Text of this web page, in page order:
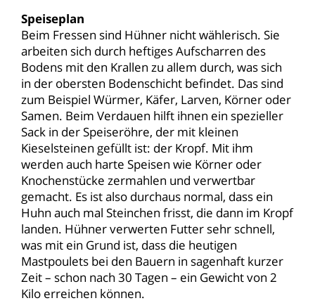
Speiseplan
Beim Fressen sind Hühner nicht wählerisch. Sie
arbeiten sich durch heftiges Aufscharren des
Bodens mit den Krallen zu allem durch, was sich
in der obersten Bodenschicht befindet. Das sind
zum Beispiel Würmer, Käfer, Larven, Körner oder
Samen. Beim Verdauen hilft ihnen ein spezieller
Sack in der Speiseröhre, der mit kleinen
Kieselsteinen gefüllt ist: der Kropf. Mit ihm
werden auch harte Speisen wie Körner oder
Knochenstücke zermahlen und verwertbar
gemacht. Es ist also durchaus normal, dass ein
Huhn auch mal Steinchen frisst, die dann im Kropf
landen. Hühner verwerten Futter sehr schnell,
was mit ein Grund ist, dass die heutigen
Mastpoulets bei den Bauern in sagenhaft kurzer
Zeit – schon nach 30 Tagen – ein Gewicht von 2
Kilo erreichen können.